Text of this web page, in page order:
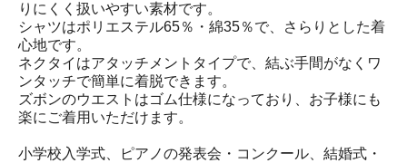
りにくく扱いやすい素材です。
シャツはポリエステル65％・綿35％で、さらりとした着
心地です。
ネクタイはアタッチメントタイプで、結ぶ手間がなくワ
ンタッチで簡単に着脱できます。
ズボンのウエストはゴム仕様になっており、お子様にも
楽にご着用いただけます。
小学校入学式、ピアノの発表会・コンクール、結婚式・